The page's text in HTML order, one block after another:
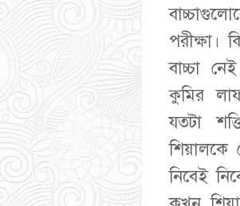
বাচ্চা
কুমির
যতটা
শিয়ালকে
নিবেই